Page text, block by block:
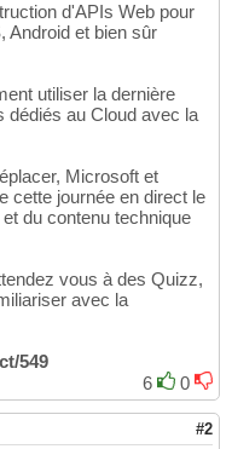
d'APIs Web pour
Android et bien sûr
utiliser la dernière
dédiés au Cloud avec la
Microsoft et
cette journée en direct le
du contenu technique
vous à des Quizz,
avec la
549
6
0
#2